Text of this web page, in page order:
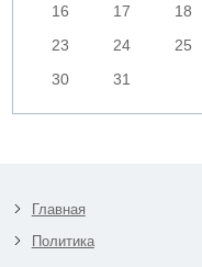
16
17 18
23
24 25
30
31
Главная
Политика